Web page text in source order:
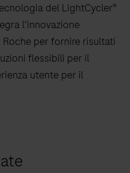
del LightCycler®
l'innovazione
per fornire risultati
flessibili per il
utente per il